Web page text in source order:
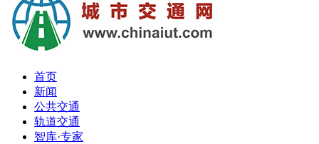
首页
新闻
公共交通
轨道交通
智库·专家